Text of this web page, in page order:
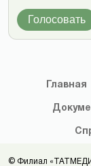
Голосовать
Главная
© Филиал